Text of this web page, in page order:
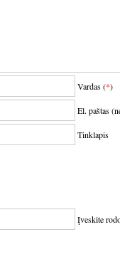
Vardas (*)
El. paštas
Tinklapis
Įveskite